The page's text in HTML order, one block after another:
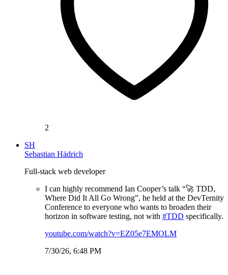
2
SH
Sebastian Hädrich
Full-stack web developer
I can highly recommend Ian Cooper’s talk “🚀 TDD,
Where Did It All Go Wrong”, he held at the DevTernity
Conference to everyone who wants to broaden their
horizon in software testing, not with #TDD specifically.
youtube.com/watch?v=EZ05e7EMOLM
7/30/26, 6:48 PM